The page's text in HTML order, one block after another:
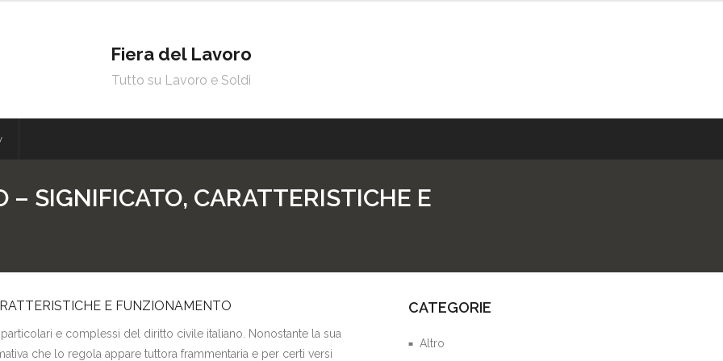
Fiera del Lavoro
Tutto su Lavoro e Soldi
– SIGNIFICATO, CARATTERISTICHE E
E FUNZIONAMENTO
e complessi del diritto civile italiano. Nonostante la sua
che lo regola appare tuttora frammentaria e per certi versi
CATEGORIE
Altro